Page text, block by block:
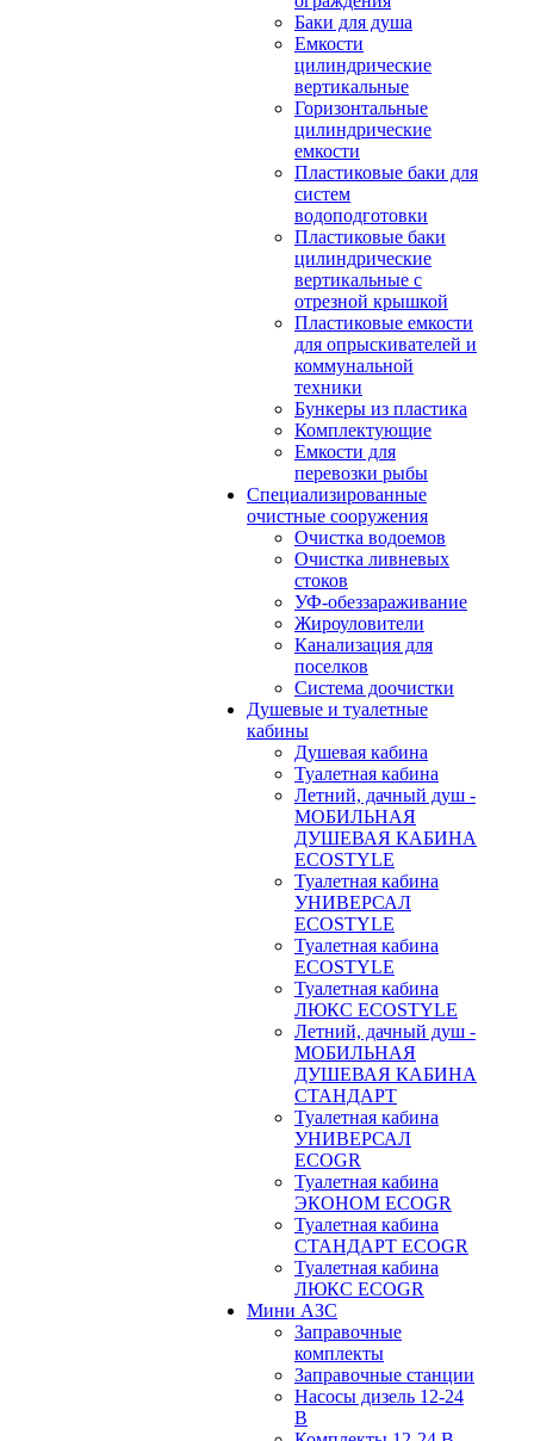
Баки для душа
Емкости
цилиндрические
вертикальные
Горизонтальные
цилиндрические
емкости
Пластиковые баки для
систем
водоподготовки
Пластиковые баки
цилиндрические
вертикальные с
отрезной крышкой
Пластиковые емкости
для опрыскивателей и
коммунальной
техники
Бункеры из пластика
Комплектующие
Емкости для
перевозки рыбы
Специализированные
очистные сооружения
Очистка водоемов
Очистка ливневых
стоков
УФ-обеззараживание
Жироуловители
Канализация для
поселков
Система доочистки
Душевые и туалетные
кабины
Душевая кабина
Туалетная кабина
Летний, дачный душ -
МОБИЛЬНАЯ
ДУШЕВАЯ КАБИНА
ECOSTYLE
Туалетная кабина
УНИВЕРСАЛ
ECOSTYLE
Туалетная кабина
ECOSTYLE
Туалетная кабина
ЛЮКС ECOSTYLE
Летний, дачный душ -
МОБИЛЬНАЯ
ДУШЕВАЯ КАБИНА
СТАНДАРТ
Туалетная кабина
УНИВЕРСАЛ
ECOGR
Туалетная кабина
ЭКОНОМ ECOGR
Туалетная кабина
СТАНДАРТ ECOGR
Туалетная кабина
ЛЮКС ECOGR
Мини АЗС
Заправочные
комплекты
Заправочные станции
Насосы дизель 12-24
В